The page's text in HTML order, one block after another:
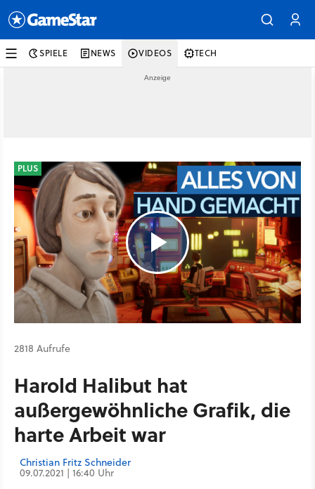
SPIELE NEWS VIDEOS TECH
PLUS
2818 Aufrufe
Harold Halibut hat
außergewöhnliche Grafik, die
harte Arbeit war
Christian Fritz Schneider
09.07.2021 | 16:40 Uhr